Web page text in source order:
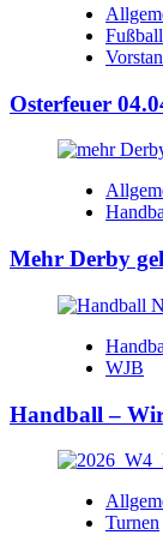
Fußball
Osterfeuer
Mehr Derby
WJB
Handball –
Turnen